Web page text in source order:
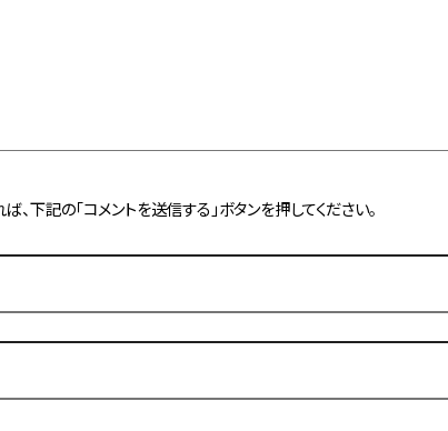
、下記の「コメントを送信する」ボタンを押してください。